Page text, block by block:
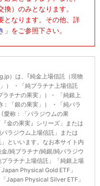
）のみとなります。
となります。その他、詳
」 をご参照下さい。
）は、｢純金上場信託（現物
） ・「純プラチナ上場信託
ラチナの果実」）・ 「純銀上
「銀の果実」） ・「純パラ
愛称：「パラジウムの果
金の果実』シリーズ」または
ラジウム上場信託」または
といいます。なお本サイト内
/純プラチナ/純銀/純パラジウ
ラチナ上場信託」「純銀上場
Physical Gold ETF」
Japan Physical Silver ETF」